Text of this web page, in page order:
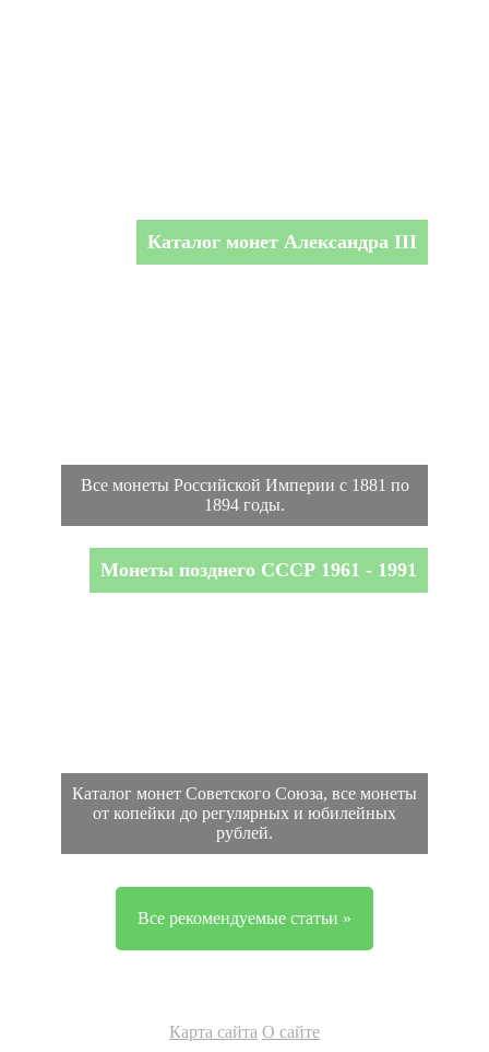
Каталог монет Александра III
Все монеты Российской Империи с 1881 по
1894 годы.
Монеты позднего СССР 1961 - 1991
Каталог монет Советского Союза, все монеты
от копейки до регулярных и юбилейных
рублей.
Все рекомендуемые статьи »
Карта сайта О сайте